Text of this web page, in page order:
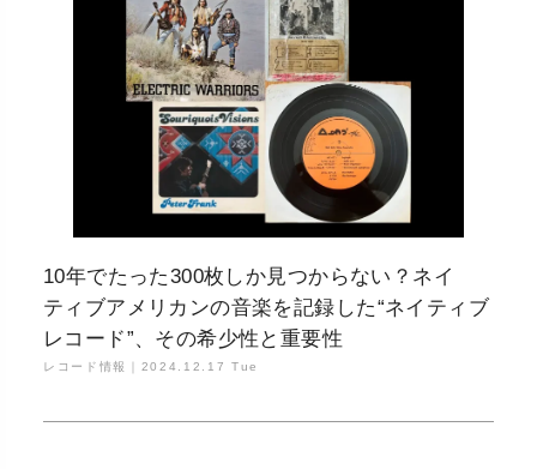
10年でたった300枚しか見つからない？ネイ
ティブアメリカンの音楽を記録した“ネイティブ
レコード”、その希少性と重要性
レコード情報｜ 2024.12.17 Tue